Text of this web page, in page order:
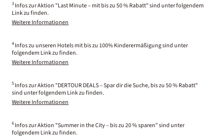
3 Infos zur Aktion "Last Minute – mit bis zu 50 % Rabatt" sind unter folgendem
Link zu finden.
Weitere Informationen
4 Infos zu unseren Hotels mit bis zu 100% Kinderermäßigung sind unter
folgendem Link zu finden.
Weitere Informationen
5 Infos zur Aktion "DERTOUR DEALS – Spar dir die Suche, bis zu 50 % Rabatt"
sind unter folgendem Link zu finden.
Weitere Informationen
6 Infos zur Aktion "Summer in the City – bis zu 20 % sparen" sind unter
folgendem Link zu finden.